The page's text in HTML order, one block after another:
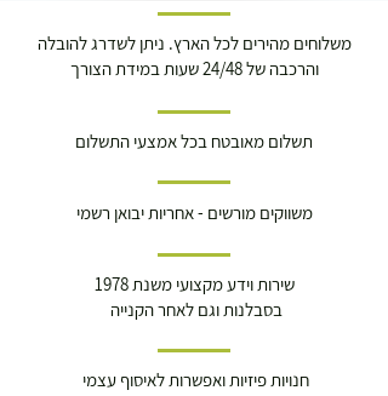
משלוחים מהירים לכל הארץ. ניתן לשדרג להובלה
והרכבה של 24/48 שעות במידת הצורך
תשלום מאובטח בכל אמצעי התשלום
משווקים מורשים - אחריות יבואן רשמי
שירות וידע מקצועי משנת 1978
בסבלנות וגם לאחר הקנייה
חנויות פיזיות ואפשרות לאיסוף עצמי